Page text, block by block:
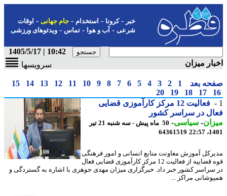
-کرونا-استخدام- جام جهانی-اوقات
شرعی-آب و هوا-تماس-ویدئوهای ورزشی
10:42 | 1405/5/17
میزان
سرویسها
بعد 1
2
3
4
5
6
7
8
9
10
11
12
13
14
15
17
18
19
20
فعالیت 12 مرکز کارآموزی قضایی
در سراسر کشور
- سیاسی-
50 ماه پیش - سه شنبه 21 تیر
64361519
آموزش معاونت منابع انسانی و امور فرهنگی
قوه قضاییه از فعالیت 12 مرکز کارآموزی قضایی فعال
کشور خبر داد. خبرگزاری میزان مهدی جوهری با اشاره به گستردگی و
مراکز ...